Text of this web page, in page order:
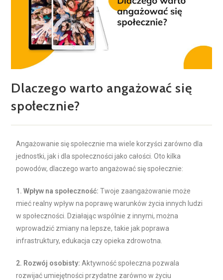
Dlaczego warto angażować się
społecznie?
Angażowanie się społecznie ma wiele korzyści zarówno dla
jednostki, jak i dla społeczności jako całości. Oto kilka
powodów, dlaczego warto angażować się społecznie:
1. Wpływ na społeczność: Twoje zaangażowanie może
mieć realny wpływ na poprawę warunków życia innych ludzi
w społeczności. Działając wspólnie z innymi, można
wprowadzić zmiany na lepsze, takie jak poprawa
infrastruktury, edukacja czy opieka zdrowotna.
2. Rozwój osobisty:Aktywność społeczna pozwala
rozwijać umiejętności przydatne zarówno w życiu